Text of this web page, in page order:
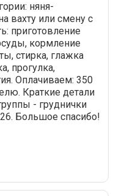
няня-
вахту или смену с
приготовление
кормление
стирка, глажка
прогулка,
Оплачиваем: 350
Краткие детали
- груднички
Большое спасибо!